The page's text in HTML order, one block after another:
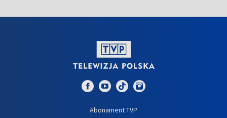
Abonament TVP